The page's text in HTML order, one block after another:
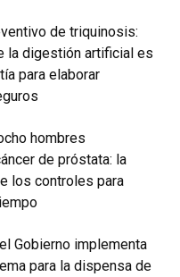
de triquinosis:
la digestión artificial es
para elaborar
hombres
de próstata: la
los controles para
Gobierno implementa
para la dispensa de